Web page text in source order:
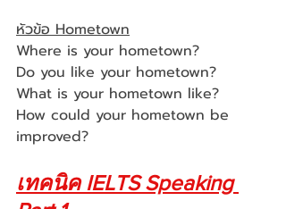
หัวข้อ Hometown
Where is your hometown?
Do you like your hometown?
What is your hometown like?
How could your hometown be
improved?
เทคนิค IELTS Speaking